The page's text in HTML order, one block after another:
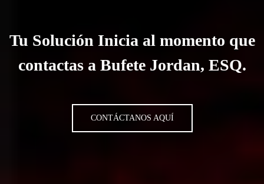
Tu Solución Inicia al momento que
contactas a Bufete Jordan, ESQ.
CONTÁCTANOS AQUÍ